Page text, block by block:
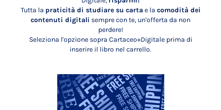
Tutta la praticità di studiare su carta e la comodità dei
contenuti digitali sempre con te, un'offerta da non
perdere!
Seleziona l'opzione sopra Cartaceo+Digitale prima di
inserire il libro nel carrello.